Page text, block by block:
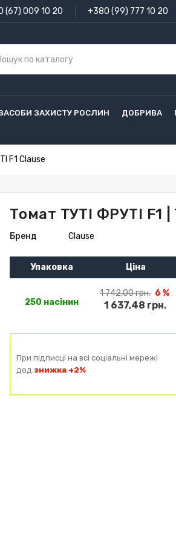
(67) 009 10 20 +380 (99) 777 10 20
ЗАХИСТУ РОСЛИН ДОБРИВА
F1 Clause
Томат ТУТІ ФРУТІ F1 |
Бренд Clause
Упаковка Ціна
250 насінин
1 742,00 грн. 6 %
1 637,48 грн.
При підписці на всі соціальні мережі
дод.знижка +2%